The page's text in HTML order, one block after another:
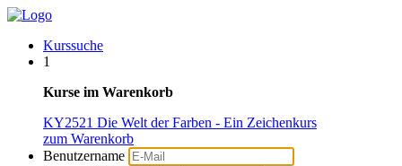
Kurssuche
1
Kurse im Warenkorb
KY2521 Die Welt der Farben - Ein Zeichenkurs
zum Warenkorb
Benutzername